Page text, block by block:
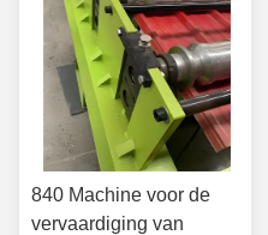
840 Machine voor de
vervaardiging van